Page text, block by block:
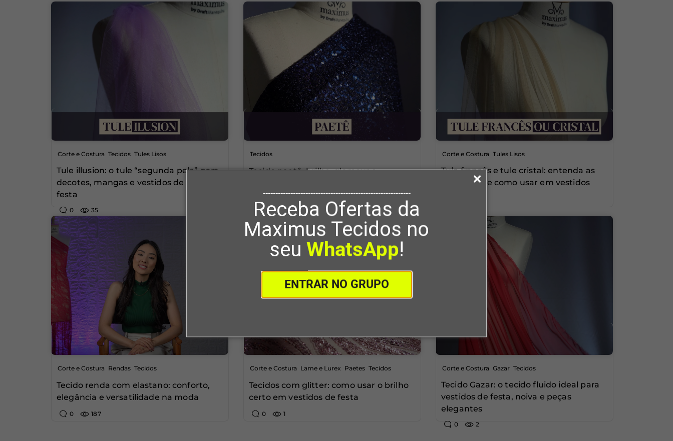
-----------------------------------------------------------
Receba Ofertas da
Maximus Tecidos no
seu WhatsApp!
ENTRAR NO GRUPO
Corte e Costura Tecidos Tules Lisos
Tule illusion: o tule “segunda pele” para
decotes, mangas e vestidos de noiva e
festa
0 35
Tecidos
Tecido paetê: brilho, glamour e
Corte e Costura Tules Lisos
Tule francês e tule cristal: entenda as
diferenças e como usar em vestidos
Corte e Costura Rendas Tecidos
Tecido renda com elastano: conforto,
elegância e versatilidade na moda
0 187
Corte e Costura Lame e Lurex Paetes Tecidos
Tecidos com glitter: como usar o brilho
certo em vestidos de festa
0 1
Corte e Costura Gazar Tecidos
Tecido Gazar: o tecido fluido ideal para
vestidos de festa, noiva e peças
elegantes
0 2